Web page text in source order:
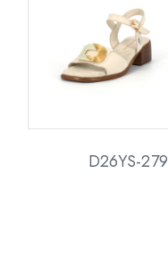
D26YS-